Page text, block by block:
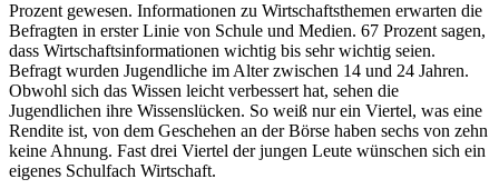
Prozent gewesen. Informationen zu Wirtschaftsthemen erwarten die
Befragten in erster Linie von Schule und Medien. 67 Prozent sagen,
dass Wirtschaftsinformationen wichtig bis sehr wichtig seien.
Befragt wurden Jugendliche im Alter zwischen 14 und 24 Jahren.
Obwohl sich das Wissen leicht verbessert hat, sehen die
Jugendlichen ihre Wissenslücken. So weiß nur ein Viertel, was eine
Rendite ist, von dem Geschehen an der Börse haben sechs von zehn
keine Ahnung. Fast drei Viertel der jungen Leute wünschen sich ein
eigenes Schulfach Wirtschaft.